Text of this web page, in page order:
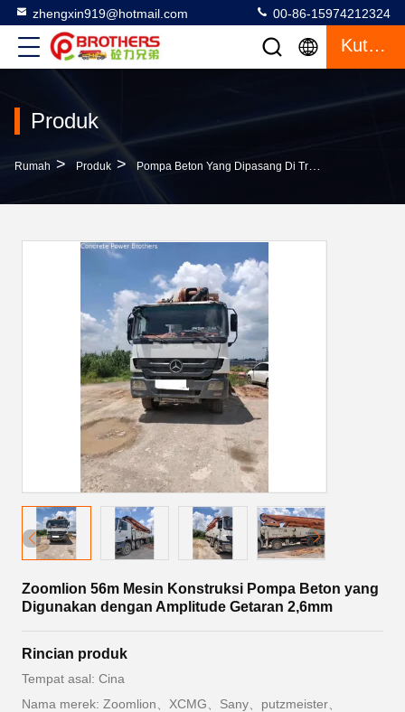
zhengxin919@hotmail.com 00-86-15974212324
Kutipan
Produk
Rumah > Produk > Pompa Beton Yang Dipasang Di Truk
Zoomlion 56m Mesin Konstruksi Pompa Beton yang
Digunakan dengan Amplitude Getaran 2,6mm
Rincian produk
Tempat asal: Cina
Nama merek: Zoomlion、XCMG、Sany、putzmeister、